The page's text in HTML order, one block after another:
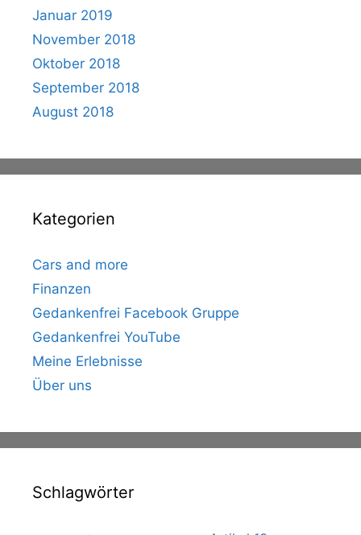
Januar 2019
November 2018
Oktober 2018
September 2018
August 2018
Kategorien
Cars and more
Finanzen
Gedankenfrei Facebook Gruppe
Gedankenfrei YouTube
Meine Erlebnisse
Über uns
Schlagwörter